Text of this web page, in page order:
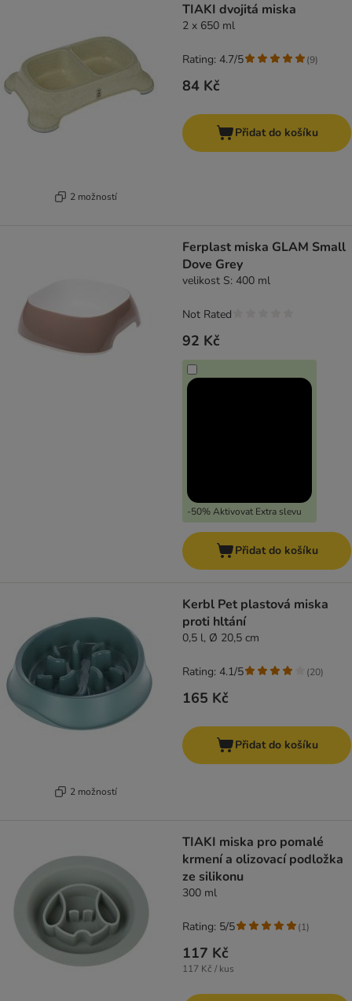
2 možností
TIAKI dvojitá miska
2 x 650 ml
84 Kč
Rating: 4.7/5 (9)
Přidat do košíku
Ferplast miska GLAM Small
Dove Grey
velikost S: 400 ml
92 Kč
-50% Aktivovat Extra slevu
Not Rated
Přidat do košíku
2 možností
Kerbl Pet plastová miska
proti hltání
0,5 l, Ø 20,5 cm
165 Kč
Rating: 4.1/5 (20)
Přidat do košíku
TIAKI miska pro pomalé
krmení a olizovací podložka
ze silikonu
300 ml
117 Kč
117 Kč / kus
Rating: 5/5 (1)